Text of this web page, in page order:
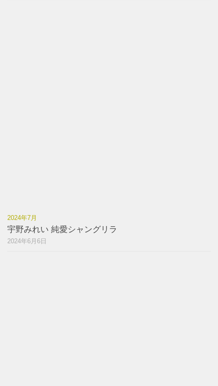
2024年7月
宇野みれい 純愛シャングリラ
2024年6月6日